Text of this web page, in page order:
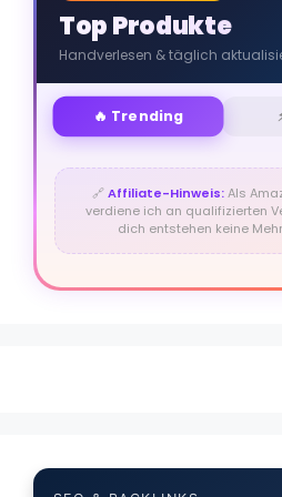
Top Produkte
Handverlesen & täglich
🔥 Trending
🔗Affiliate-Hinweis:Als
verdiene ich an qualifizierten
dich entstehen keine